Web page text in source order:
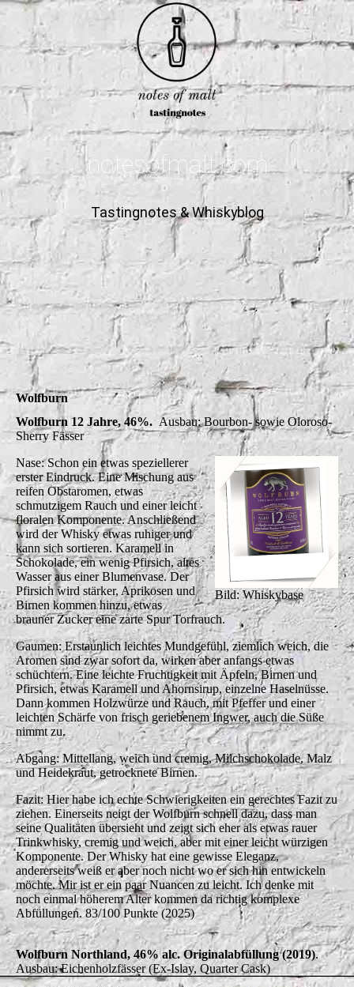
notesofmalt.com
Tastingnotes & Whiskyblog
Wolfburn
Wolfburn 12 Jahre, 46%. Ausbau: Bourbon- sowie Oloroso-
Sherry Fässer
Bild: Whiskybase
Nase: Schon ein etwas speziellerer
erster Eindruck. Eine Mischung aus
reifen Obstaromen, etwas
schmutzigem Rauch und einer leicht
floralen Komponente. Anschließend
wird der Whisky etwas ruhiger und
kann sich sortieren. Karamell in
Schokolade, ein wenig Pfirsich, altes
Wasser aus einer Blumenvase. Der
Pfirsich wird stärker, Aprikosen und
Birnen kommen hinzu, etwas
brauner Zucker eine zarte Spur Torfrauch.
Gaumen: Erstaunlich leichtes Mundgefühl, ziemlich weich, die
Aromen sind zwar sofort da, wirken aber anfangs etwas
schüchtern. Eine leichte Fruchtigkeit mit Äpfeln, Birnen und
Pfirsich, etwas Karamell und Ahornsirup, einzelne Haselnüsse.
Dann kommen Holzwürze und Rauch, mit Pfeffer und einer
leichten Schärfe von frisch geriebenem Ingwer, auch die Süße
nimmt zu.
Abgang: Mittellang, weich und cremig, Milchschokolade, Malz
und Heidekraut, getrocknete Birnen.
Fazit: Hier habe ich echte Schwierigkeiten ein gerechtes Fazit zu
ziehen. Einerseits neigt der Wolfburn schnell dazu, dass man
seine Qualitäten übersieht und zeigt sich eher als etwas rauer
Trinkwhisky, cremig und weich, aber mit einer leicht würzigen
Komponente. Der Whisky hat eine gewisse Eleganz,
andererseits weiß er aber noch nicht wo er sich hin entwickeln
möchte. Mir ist er ein paar Nuancen zu leicht. Ich denke mit
noch einmal höherem Alter kommen da richtig komplexe
Abfüllungen. 83/100 Punkte (2025)
Wolfburn Northland, 46% alc. Originalabfüllung (2019).
Ausbau: Eichenholzfässer (Ex-Islay, Quarter Cask)